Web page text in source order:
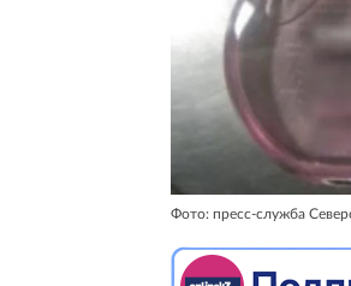
Фото: пресс-служба